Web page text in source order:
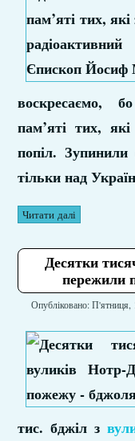
воскресаємо,
пам’яті тих,
попіл.
тільки над
Читати далі
Десятки
пережили
Опубліковано: П'ятниця,
тис. бджіл з